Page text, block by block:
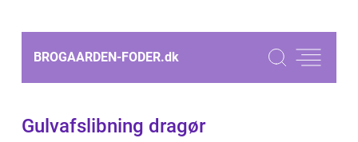
BROGAARDEN-FODER.dk
Gulvafslibning dragør